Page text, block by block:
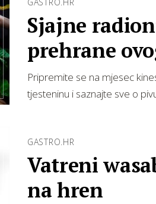
Sjajne
prehrane
Pripremite se na mjesec
tjesteninu i saznajte sve o
GASTRO.HR
Vatreni
na hren